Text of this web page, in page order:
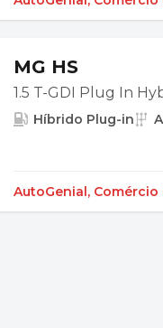
MG HS
1.5 T-GDI Plug In
Híbrido Plug-in
AutoGenial,